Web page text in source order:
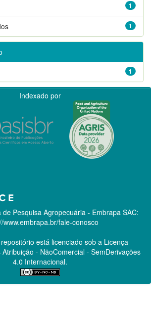
1
1
1
Indexado por
de Pesquisa Agropecuária - Embrapa SAC:
www.embrapa.br/fale-conosco
está licenciado sob a Licença
Atribuição - NãoComercial - SemDerivações
4.0 Internacional.